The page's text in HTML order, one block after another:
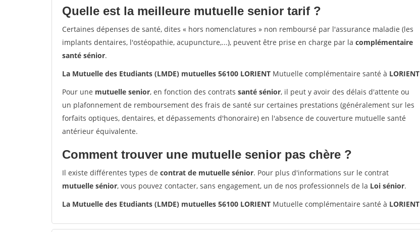
Quelle est la meilleure mutuelle senior tarif ?
Certaines dépenses de santé, dites « hors nomenclatures » non remboursé par l'assurance maladie (les
implants dentaires, l'ostéopathie, acupuncture,...), peuvent être prise en charge par la complémentaire
santé sénior.
La Mutuelle des Etudiants (LMDE) mutuelles 56100 LORIENT Mutuelle complémentaire santé à LORIENT
Pour une mutuelle senior, en fonction des contrats santé sénior, il peut y avoir des délais d'attente ou
un plafonnement de remboursement des frais de santé sur certaines prestations (généralement sur les
forfaits optiques, dentaires, et dépassements d'honoraire) en l'absence de couverture mutuelle santé
antérieur équivalente.
Comment trouver une mutuelle senior pas chère ?
Il existe différentes types de contrat de mutuelle sénior. Pour plus d'informations sur le contrat
mutuelle sénior, vous pouvez contacter, sans engagement, un de nos professionnels de la Loi sénior.
La Mutuelle des Etudiants (LMDE) mutuelles 56100 LORIENT Mutuelle complémentaire santé à LORIENT